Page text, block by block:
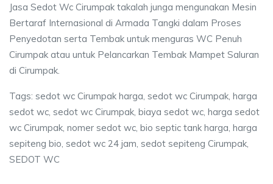
Jasa Sedot Wc Cirumpak takalah junga mengunakan Mesin
Bertaraf Internasional di Armada Tangki dalam Proses
Penyedotan serta Tembak untuk menguras WC Penuh
Cirumpak atau untuk Pelancarkan Tembak Mampet Saluran
di Cirumpak.
Tags: sedot wc Cirumpak harga, sedot wc Cirumpak, harga
sedot wc, sedot wc Cirumpak, biaya sedot wc, harga sedot
wc Cirumpak, nomer sedot wc, bio septic tank harga, harga
sepiteng bio, sedot wc 24 jam, sedot sepiteng Cirumpak,
SEDOT WC